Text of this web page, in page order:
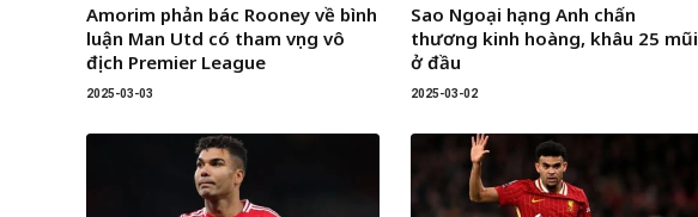
Amorim phản bác Rooney về bình
luận Man Utd có tham vọng vô
địch Premier League
2025-03-03
Sao Ngoại hạng Anh chấn
thương kinh hoàng, khâu 25 mũi
ở đầu
2025-03-02